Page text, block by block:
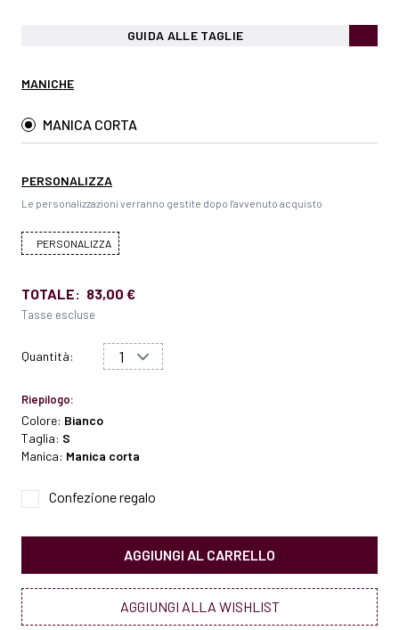
GUIDA ALLE TAGLIE
MANICHE
MANICA CORTA
PERSONALIZZA
Le personalizzazioni verranno gestite dopo l'avvenuto acquisto
PERSONALIZZA
TOTALE: 83,00 €
Tasse escluse
Quantità:
Riepilogo:
Colore: Bianco
Taglia: S
Manica: Manica corta
Confezione regalo
AGGIUNGI AL CARRELLO
AGGIUNGI ALLA WISHLIST